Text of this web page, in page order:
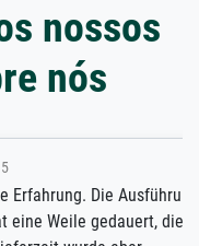
nossos
nós
Ausführung
die